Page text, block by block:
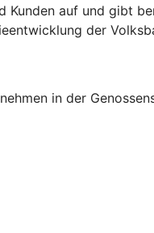
auf und gibt
der
in der